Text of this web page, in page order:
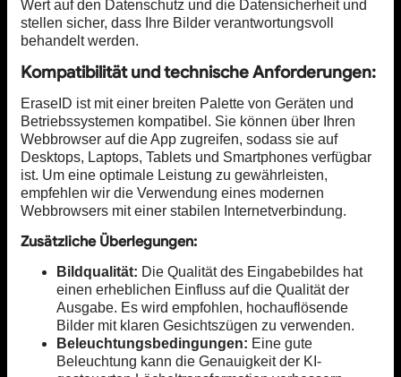
Wert auf den Datenschutz und die Datensicherheit und
stellen sicher, dass Ihre Bilder verantwortungsvoll
behandelt werden.
Kompatibilität und technische Anforderungen:
EraseID ist mit einer breiten Palette von Geräten und
Betriebssystemen kompatibel. Sie können über Ihren
Webbrowser auf die App zugreifen, sodass sie auf
Desktops, Laptops, Tablets und Smartphones verfügbar
ist. Um eine optimale Leistung zu gewährleisten,
empfehlen wir die Verwendung eines modernen
Webbrowsers mit einer stabilen Internetverbindung.
Zusätzliche Überlegungen:
Bildqualität: Die Qualität des Eingabebildes hat
einen erheblichen Einfluss auf die Qualität der
Ausgabe. Es wird empfohlen, hochauflösende
Bilder mit klaren Gesichtszügen zu verwenden.
Beleuchtungsbedingungen: Eine gute
Beleuchtung kann die Genauigkeit der KI-